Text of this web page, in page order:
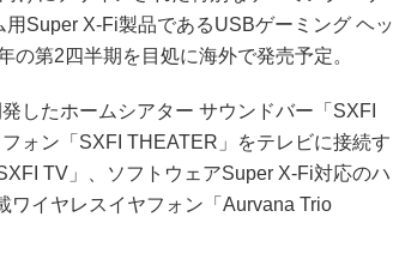
Super X-Fi製品であるUSBゲーミング ヘッ
の第2四半期を目処に海外で発売予定。
したホームシアター サウンドバー「SXFI
ォン「SXFI THEATER」をテレビに接続す
TV」、ソフトウェアSuper X-Fi対応のハ
ワイヤレスイヤフォン「Aurvana Trio